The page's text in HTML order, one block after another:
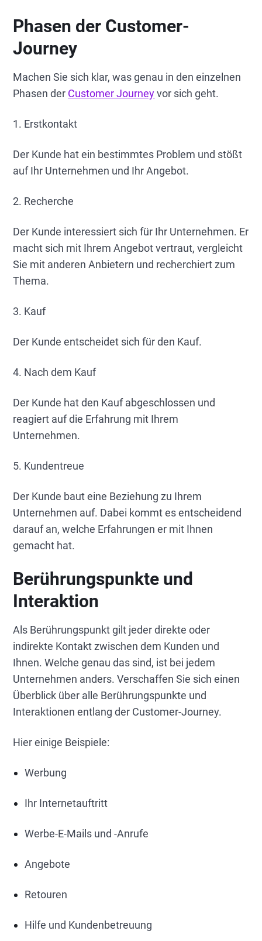
Phasen der Customer-
Journey
Machen Sie sich klar, was genau in den einzelnen
Phasen der Customer Journeyvor sich geht.
1. Erstkontakt
Der Kunde hat ein bestimmtes Problem und stößt
auf Ihr Unternehmen und Ihr Angebot.
2. Recherche
Der Kunde interessiert sich für Ihr Unternehmen. Er
macht sich mit Ihrem Angebot vertraut, vergleicht
Sie mit anderen Anbietern und recherchiert zum
Thema.
3. Kauf
Der Kunde entscheidet sich für den Kauf.
4. Nach dem Kauf
Der Kunde hat den Kauf abgeschlossen und
reagiert auf die Erfahrung mit Ihrem
Unternehmen.
5. Kundentreue
Der Kunde baut eine Beziehung zu Ihrem
Unternehmen auf. Dabei kommt es entscheidend
darauf an, welche Erfahrungen er mit Ihnen
gemacht hat.
Berührungspunkte und
Interaktion
Als Berührungspunkt gilt jeder direkte oder
indirekte Kontakt zwischen dem Kunden und
Ihnen. Welche genau das sind, ist bei jedem
Unternehmen anders. Verschaffen Sie sich einen
Überblick über alle Berührungspunkte und
Interaktionen entlang der Customer-Journey.
Hier einige Beispiele:
Werbung
Ihr Internetauftritt
Werbe-E-Mails und -Anrufe
Angebote
Retouren
Hilfe und Kundenbetreuung